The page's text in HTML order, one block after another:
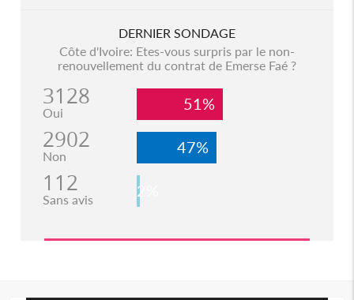
DERNIER SONDAGE
Côte d'Ivoire: Etes-vous surpris par le non-
renouvellement du contrat de Emerse Faé ?
3128
Oui 51%
2902
Non 47%
112
Sans avis 2%